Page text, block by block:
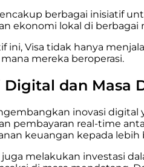
berbagai inisiatif
ekonomi lokal di berbagai
ini, Visa tidak hanya
mereka beroperasi.
Digital dan Masa
inovasi digital
pembayaran real-time
keuangan kepada
juga melakukan investasi